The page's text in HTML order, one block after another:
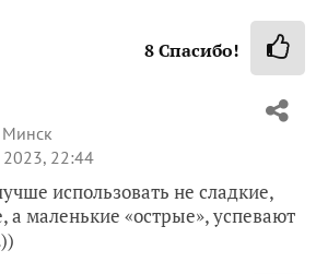
8Спасибо!
Минск
2023, 22:44
использовать не сладкие,
а маленькие «острые», успевают